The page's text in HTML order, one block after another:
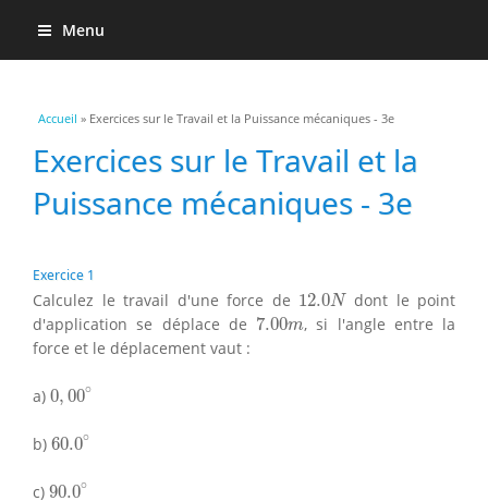
Menu
Vous êtes ici
Accueil » Exercices sur le Travail et la Puissance mécaniques - 3e
Exercices sur le Travail et la
Puissance mécaniques - 3e
Exercice 1
Calculez le travail d'une force de 12.0N
12.0Ndont le point
d'application se déplace de 7.00m
7.00m, si l'angle entre la
force et le déplacement vaut :
a) 0, 00∘
0 00∘
b) 60.0∘
60.0
c) 90.0∘
90.0